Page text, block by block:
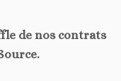
de nos contrats